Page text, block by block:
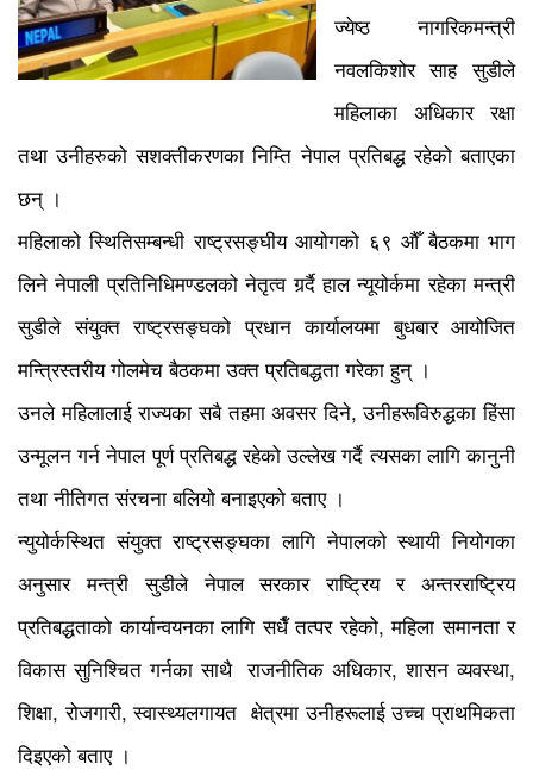
ज्येष्ठ नागरिकमन्त्री
नवलकिशोर साह सुडीले
महिलाका अधिकार रक्षा
तथा उनीहरुको सशक्तीकरणका निम्ति नेपाल प्रतिबद्ध रहेको बताएका
छन् ।
महिलाको स्थितिसम्बन्धी राष्ट्रसङ्घीय आयोगको ६९ औँ बैठकमा भाग
लिने नेपाली प्रतिनिधिमण्डलको नेतृत्व गर्र्दै हाल न्यूयोर्कमा रहेका मन्त्री
सुडीले संयुक्त राष्ट्रसङ्घको प्रधान कार्यालयमा बुधबार आयोजित
मन्त्रिस्तरीय गोलमेच बैठकमा उक्त प्रतिबद्धता गरेका हुन् ।
उनले महिलालाई राज्यका सबै तहमा अवसर दिने, उनीहरूविरुद्धका हिंसा
उन्मूलन गर्न नेपाल पूर्ण प्रतिबद्ध रहेको उल्लेख गर्दै त्यसका लागि कानुनी
तथा नीतिगत संरचना बलियो बनाइएको बताए ।
न्युयोर्कस्थित संयुक्त राष्ट्रसङ्घका लागि नेपालको स्थायी नियोगका
अनुसार मन्त्री सुडीले नेपाल सरकार राष्ट्रिय र अन्तरराष्ट्रिय
प्रतिबद्धताको कार्यान्वयनका लागि सधैँ तत्पर रहेको, महिला समानता र
विकास सुनिश्चित गर्नका साथै राजनीतिक अधिकार, शासन व्यवस्था,
शिक्षा, रोजगारी, स्वास्थ्यलगायत क्षेत्रमा उनीहरूलाई उच्च प्राथमिकता
दिइएको बताए ।